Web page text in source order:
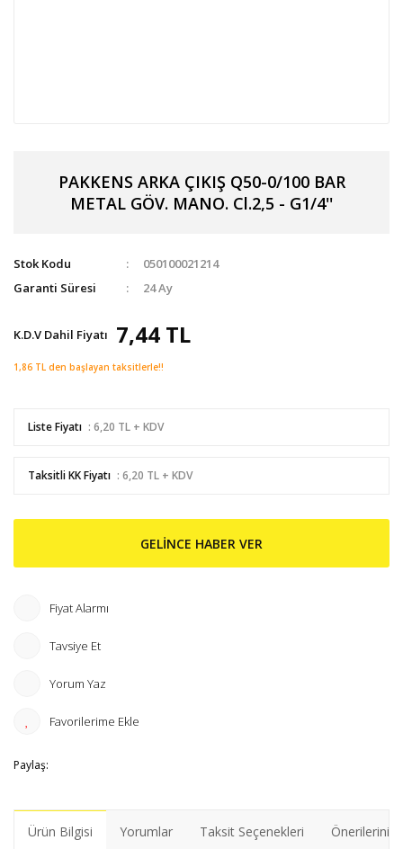
PAKKENS ARKA ÇIKIŞ Q50-0/100 BAR
METAL GÖV. MANO. Cl.2,5 - G1/4''
Stok Kodu
050100021214
Garanti Süresi
24 Ay
K.D.V Dahil Fiyatı 7,44 TL
1,86 TL den başlayan taksitlerle!!
Liste Fiyatı : 6,20 TL + KDV
Taksitli KK Fiyatı : 6,20 TL + KDV
GELİNCE HABER VER
Fiyat Alarmı
Tavsiye Et
Yorum Yaz
Paylaş:
Ürün Bilgisi Yorumlar Taksit Seçenekleri Önerileriniz